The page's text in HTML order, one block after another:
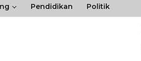
Pendidikan Politik